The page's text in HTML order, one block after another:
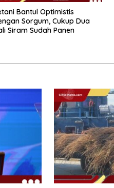
Bantul Optimistis
Sorgum, Cukup Dua
Siram Sudah Panen